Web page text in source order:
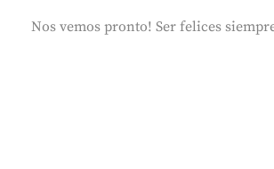
Nos vemos pronto! Ser felices